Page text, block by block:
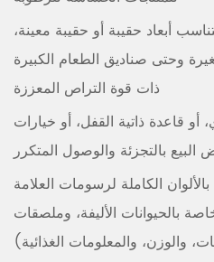
أبعاد حقيبة أو حقيبة معينة،
وحتى صناديق الطعام الكبيرة
ذات قوة التراص المعززة
قاعدة ذاتية القفل، أو خيارات
البيع بالتجزئة والوصول المتكرر
الكاملة لرسومات العلامة
بالحيوانات الأليفة، وملصقات
والوزن، والمعلومات الغذائية)